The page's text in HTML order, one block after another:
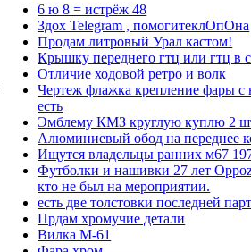
6 ю 8 = истрёж 48
Здох Telegram , помогитеклОпОна
Продам литровый Урал кастом!
Крышку переднего гтц или гтц в
Отличие ходовой ретро и волк
Чертеж флажка крепление фары с
есть
Эмблему КМЗ круглую куплю 2
Алюминиевый обод на переднее
Ищутся владельцы ранних м67
Футболки и нашивки 27 лет
кто не был на мероприятии.
есть две толстовки последней
Прдам хромучие детали
Вилка М-61